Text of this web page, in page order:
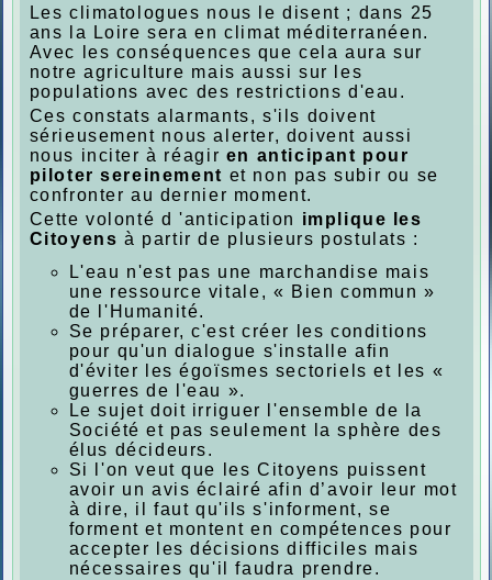
Les climatologues nous le disent ; dans 25
ans la Loire sera en climat méditerranéen.
Avec les conséquences que cela aura sur
notre agriculture mais aussi sur les
populations avec des restrictions d'eau.
Ces constats alarmants, s'ils doivent
sérieusement nous alerter, doivent aussi
nous inciter à réagir en anticipant pour
piloter sereinement et non pas subir ou se
confronter au dernier moment.
Cette volonté d 'anticipation implique les
Citoyens à partir de plusieurs postulats :
L'eau n'est pas une marchandise mais
une ressource vitale, « Bien commun »
de l'Humanité.
Se préparer, c'est créer les conditions
pour qu'un dialogue s'installe afin
d'éviter les égoïsmes sectoriels et les «
guerres de l'eau ».
Le sujet doit irriguer l'ensemble de la
Société et pas seulement la sphère des
élus décideurs.
Si l'on veut que les Citoyens puissent
avoir un avis éclairé afin d’avoir leur mot
à dire, il faut qu'ils s'informent, se
forment et montent en compétences pour
accepter les décisions difficiles mais
nécessaires qu'il faudra prendre.